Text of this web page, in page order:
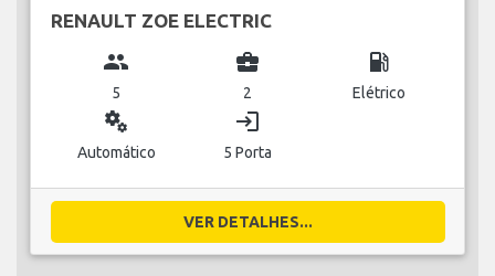
RENAULT ZOE ELECTRIC
group
5
business_center
2
local_gas_station
Elétrico
miscellaneous_services
Automático
login
5 Porta
VER DETALHES...